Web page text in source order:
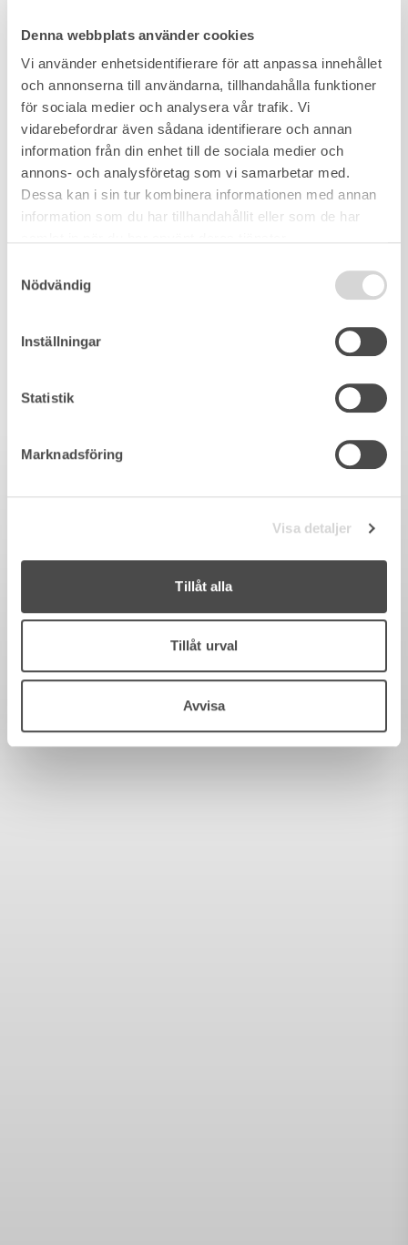
Denna webbplats använder cookies
Vi använder enhetsidentifierare för att anpassa innehållet
och annonserna till användarna, tillhandahålla funktioner
för sociala medier och analysera vår trafik. Vi
vidarebefordrar även sådana identifierare och annan
information från din enhet till de sociala medier och
annons- och analysföretag som vi samarbetar med.
Dessa kan i sin tur kombinera informationen med annan
information som du har tillhandahållit eller som de har
Nödvändig
Inställningar
Statistik
Marknadsföring
Visa detaljer
Tillåt alla
Tillåt urval
Avvisa